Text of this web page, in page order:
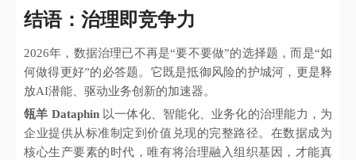
结语：治理即竞争力
2026年，数据治理已不再是“要不要做”的选择题，而是“如
何做得更好”的必答题。它既是抵御风险的护城河，更是释
放AI潜能、驱动业务创新的加速器。
瓴羊 Dataphin以一体化、智能化、业务化的治理能力，为
企业提供从标准制定到价值兑现的完整路径。在数据成为
核心生产要素的时代，唯有将治理融入组织基因，才能真